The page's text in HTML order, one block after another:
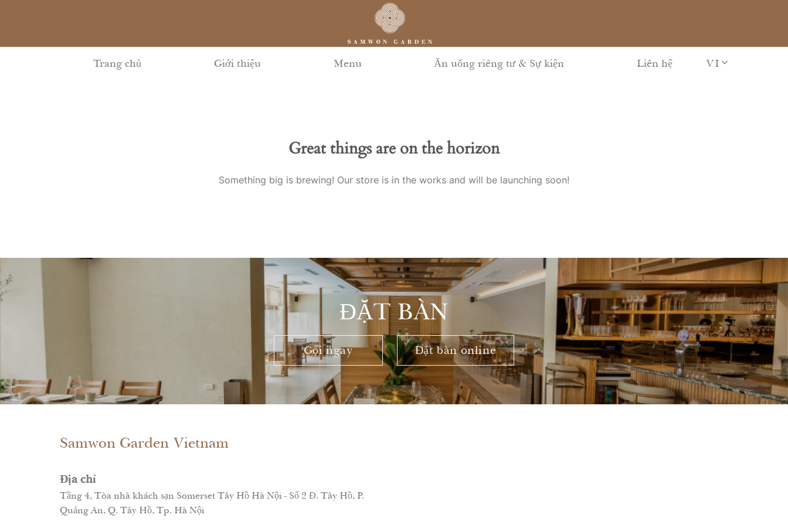
Trang chủ Giới thiệu Menu Ăn uống riêng tư & Sự kiện Liên hệ VI
Great things are on the horizon
Something big is brewing! Our store is in the works and will be launching soon!
ĐẶT BÀN
Gọi ngay Đặt bàn online
Samwon Garden Vietnam
Địa chỉ
Tầng 4, Tòa nhà khách sạn Somerset Tây Hồ Hà Nội - Số 2 Đ. Tây Hồ, P.
Quảng An, Q. Tây Hồ, Tp. Hà Nội